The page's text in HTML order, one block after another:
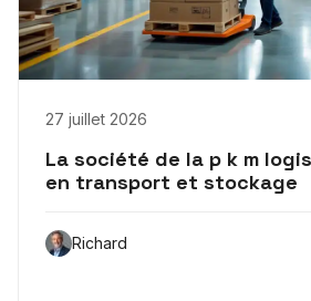
27 juillet 2026
La société de la p k m
en transport et stockage
Richard